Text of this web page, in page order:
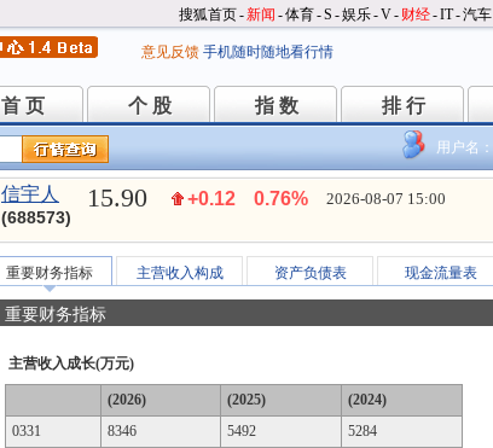
搜狐首页-新闻 -体育-S -娱乐-V- 财经-IT-汽车
意见反馈 手机随时随地看行情
首 页
首 页 个 股
个 股 指 数
指 数 排 行
排 行
用户名：
信宇人
(688573)
15.90 +0.12 0.76% 2026-08-07 15:00
重要财务指标 主营收入构成 资产负债表 现金流量表
重要财务指标
主营收入成长(万元)
(2026) (2025)
(2024)
0331
8346 5492
5284